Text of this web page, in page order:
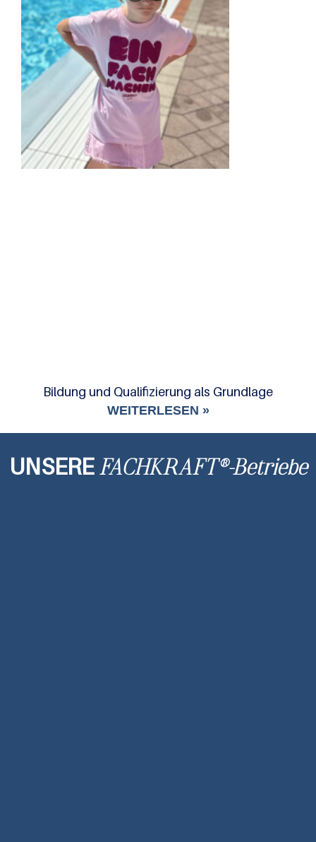
Bildung und Qualifizierung als Grundlage
WEITERLESEN »
UNSERE FACHKRAFT®-Betriebe